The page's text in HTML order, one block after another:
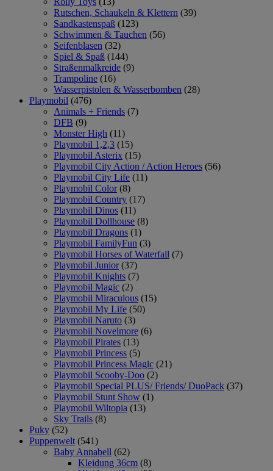
Rutschen, Schaukeln & Klettern (39)
Sandkastenspaß (123)
Schwimmen & Tauchen (56)
Seifenblasen (32)
Spiel & Spaß (144)
Straßenmalkreide (9)
Trampoline (16)
Wasserpistolen & Wasserbomben (28)
Playmobil (476)
Animals + Friends (7)
DFB (9)
Monster High (11)
Playmobil 1,2,3 (15)
Playmobil Asterix (15)
Playmobil City Action / Action Heroes (56)
Playmobil City Life (11)
Playmobil Color (8)
Playmobil Country (17)
Playmobil Dinos (11)
Playmobil Dollhouse (8)
Playmobil Dragons (1)
Playmobil FamilyFun (3)
Playmobil Horses of Waterfall (7)
Playmobil Junior (37)
Playmobil Knights (7)
Playmobil Magic (2)
Playmobil Miraculous (15)
Playmobil My Life (50)
Playmobil Naruto (3)
Playmobil Novelmore (6)
Playmobil Pirates (13)
Playmobil Princess (5)
Playmobil Princess Magic (21)
Playmobil Scooby-Doo (2)
Playmobil Special PLUS/ Friends/ DuoPack (37)
Playmobil Stunt Show (1)
Playmobil Wiltopia (13)
Sky Trails (8)
Puky (52)
Puppenwelt (541)
Baby Annabell (62)
Kleidung 36cm (8)